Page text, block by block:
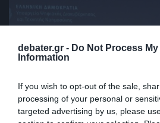
debater.gr - Do Not Process My
Information
If you wish to opt-out of the sale,
processing of your personal or
targeted advertising by us, please